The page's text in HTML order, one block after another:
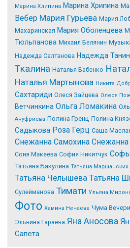
Марина Хлипина Марина Хрипина
Вебер Мария Гурьева Мария
Махаринская Мария Оболенцева
Тюльпанова Михаил Белянин
Надежда Салтанова Надежда
Tкалина Наталья Бабенко
Наталья Мартынова Никита
Сахтариди Олеся Зайцева Олеся
Ветчинкина Ольга Ломакина
Ануфриева Полина Гренц Полина
Садыкова Роза Герц Саша
Снежанна Самохина
Соня Макеева София Никитчук
Татьяна Бакулина Татьяна Маршанских
Татьяна Челышева Татьяна
Сулейманова Тимати Ульяна
Фото Хамина Нечаева Чума
Эльвина Гараева Яна Аносова
Сапета